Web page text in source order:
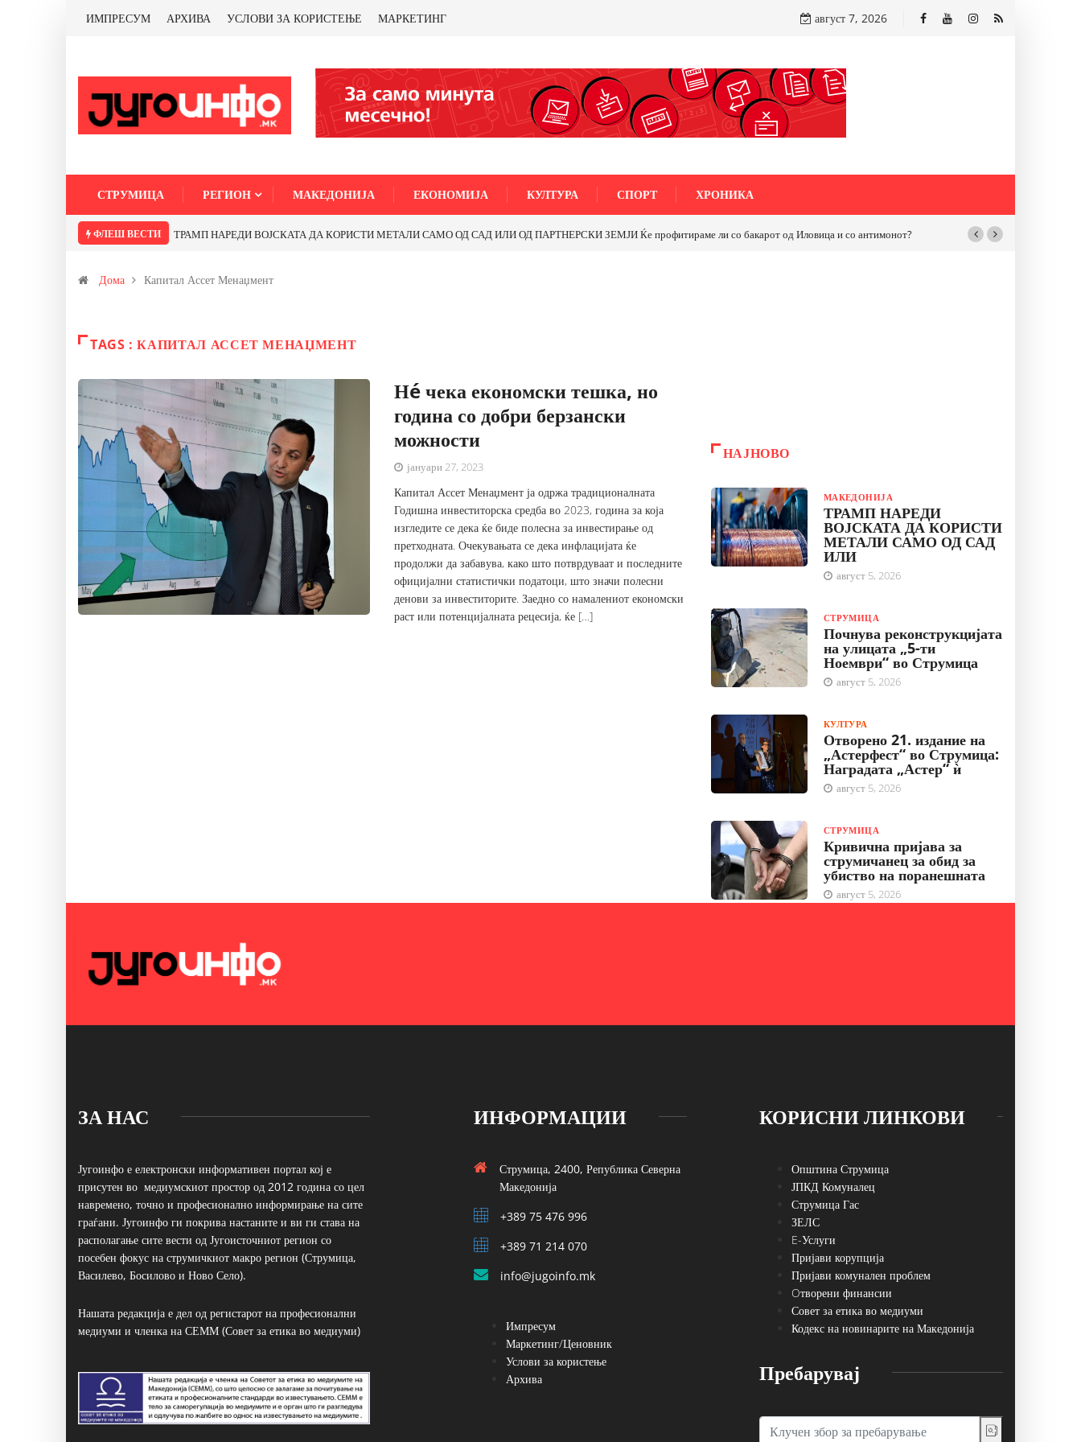
ИМПРЕСУМ АРХИВА УСЛОВИ ЗА КОРИСТЕЊЕ МАРКЕТИНГ август 7, 2026
СТРУМИЦА РЕГИОН МАКЕДОНИЈА ЕКОНОМИЈА КУЛТУРА СПОРТ ХРОНИКА
ФЛЕШ ВЕСТИ ТРАМП НАРЕДИ ВОЈСКАТА ДА КОРИСТИ МЕТАЛИ САМО ОД САД ИЛИ ОД ПАРТНЕРСКИ ЗЕМЈИ Ќе профитираме ли со бакарот од Иловица и со антимонот?
Дома Капитал Ассет Менаџмент
TAGS : КАПИТАЛ АССЕТ МЕНАЏМЕНТ
Нé чека економски тешка, но
година со добри берзански
можности
јануари 27, 2023
Капитал Ассет Менаџмент ја одржа традиционалната
Годишна инвеститорска средба во 2023, година за која
изгледите се дека ќе биде полесна за инвестирање од
претходната. Очекувањата се дека инфлацијата ќе
продолжи да забавува, како што потврдуваат и последните
официјални статистички податоци, што значи полесни
денови за инвеститорите. Заедно со намалениот економски
раст или потенцијалната рецесија, ќе […]
НАЈНОВО
МАКЕДОНИЈА
ТРАМП НАРЕДИ
ВОЈСКАТА ДА КОРИСТИ
МЕТАЛИ САМО ОД САД
ИЛИ
август 5, 2026
СТРУМИЦА
Почнува реконструкцијата
на улицата „5-ти
Ноември“ во Струмица
август 5, 2026
КУЛТУРА
Отворено 21. издание на
„Астерфест“ во Струмица:
Наградата „Астер“ ѝ
август 5, 2026
СТРУМИЦА
Кривична пријава за
струмичанец за обид за
убиство на поранешната
август 5, 2026
ЗА НАС
Југоинфо е електронски информативен портал кој е
присутен во медиумскиот простор од 2012 година со цел
навремено, точно и професионално информирање на сите
граѓани. Југоинфо ги покрива настаните и ви ги става на
располагање сите вести од Југоисточниот регион со
посебен фокус на струмичкиот макро регион (Струмица,
Василево, Босилово и Ново Село).
Нашата редакција е дел од регистарот на професионални
медиуми и членка на СЕММ (Совет за етика во медиуми)
ИНФОРМАЦИИ
Струмица, 2400, Република Северна
Македонија
+389 75 476 996
+389 71 214 070
info@jugoinfo.mk
Импресум
Маркетинг/Ценовник
Услови за користење
Архива
КОРИСНИ ЛИНКОВИ
Општина Струмица
ЈПКД Комуналец
Струмица Гас
ЗЕЛС
E-Услуги
Пријави корупција
Пријави комунален проблем
Oтворени финансии
Совет за етика во медиуми
Кодекс на новинарите на Македонија
Пребарувај